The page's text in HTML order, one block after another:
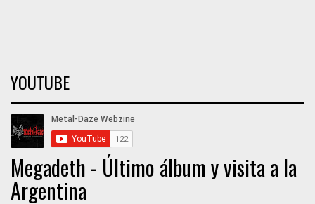
YOUTUBE
Megadeth - Último álbum y visita a la
Argentina